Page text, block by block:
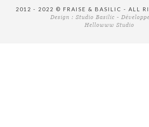
2012 - 2022 © FRAISE & BASILIC - ALL
Design : Studio Basilic -
Hellowww Studio